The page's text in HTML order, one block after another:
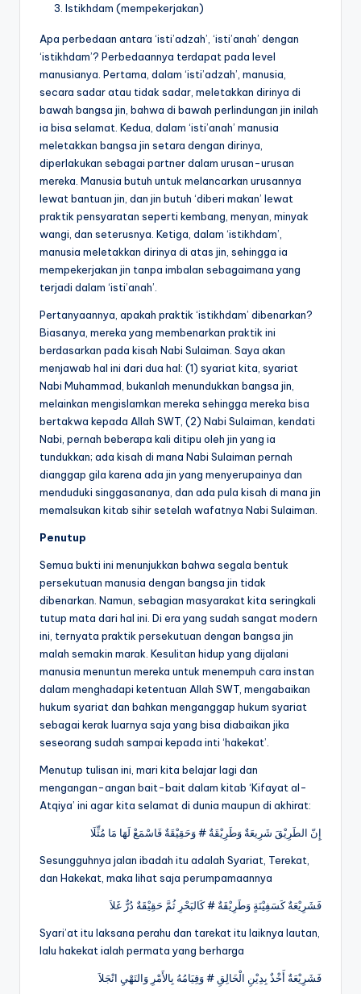
Istikhdam (mempekerjakan)
Apa perbedaan antara ‘isti’adzah’, ‘isti’anah’ dengan
‘istikhdam’? Perbedaannya terdapat pada level
manusianya. Pertama, dalam ‘isti’adzah’, manusia,
secara sadar atau tidak sadar, meletakkan dirinya di
bawah bangsa jin, bahwa di bawah perlindungan jin inilah
ia bisa selamat. Kedua, dalam ‘isti’anah’ manusia
meletakkan bangsa jin setara dengan dirinya,
diperlakukan sebagai partner dalam urusan-urusan
mereka. Manusia butuh untuk melancarkan urusannya
lewat bantuan jin, dan jin butuh ‘diberi makan’ lewat
praktik pensyaratan seperti kembang, menyan, minyak
wangi, dan seterusnya. Ketiga, dalam ‘istikhdam’,
manusia meletakkan dirinya di atas jin, sehingga ia
mempekerjakan jin tanpa imbalan sebagaimana yang
terjadi dalam ‘isti’anah’.
Pertanyaannya, apakah praktik ‘istikhdam’ dibenarkan?
Biasanya, mereka yang membenarkan praktik ini
berdasarkan pada kisah Nabi Sulaiman. Saya akan
menjawab hal ini dari dua hal: (1) syariat kita, syariat
Nabi Muhammad, bukanlah menundukkan bangsa jin,
melainkan mengislamkan mereka sehingga mereka bisa
bertakwa kepada Allah SWT, (2) Nabi Sulaiman, kendati
Nabi, pernah beberapa kali ditipu oleh jin yang ia
tundukkan; ada kisah di mana Nabi Sulaiman pernah
dianggap gila karena ada jin yang menyerupainya dan
menduduki singgasananya, dan ada pula kisah di mana jin
memalsukan kitab sihir setelah wafatnya Nabi Sulaiman.
Penutup
Semua bukti ini menunjukkan bahwa segala bentuk
persekutuan manusia dengan bangsa jin tidak
dibenarkan. Namun, sebagian masyarakat kita seringkali
tutup mata dari hal ini. Di era yang sudah sangat modern
ini, ternyata praktik persekutuan dengan bangsa jin
malah semakin marak. Kesulitan hidup yang dijalani
manusia menuntun mereka untuk menempuh cara instan
dalam menghadapi ketentuan Allah SWT, mengabaikan
hukum syariat dan bahkan menganggap hukum syariat
sebagai kerak luarnya saja yang bisa diabaikan jika
seseorang sudah sampai kepada inti ‘hakekat’.
Menutup tulisan ini, mari kita belajar lagi dan
mengangan-angan bait-bait dalam kitab ‘Kifayat al-
Atqiya’ ini agar kita selamat di dunia maupun di akhirat:
إِنّ الطَرِيْقَ شَرِيعَةٌ وَطَرِيْقَةٌ # وَحَقِيْقَةٌ فَاسْمَعْ لَهَا مَا مُثِّلَا
Sesungguhnya jalan ibadah itu adalah Syariat, Terekat,
dan Hakekat, maka lihat saja perumpamaannya
فَشَرِيْعَةٌ كَسَفِيْنَةٍ وَطَرِيْقَةٌ # كَالبَحْرِ ثُمَّ حَقِيْقَةٌ دُرٌّ غَلاَ
Syari’at itu laksana perahu dan tarekat itu laiknya lautan,
lalu hakekat ialah permata yang berharga
فَشَرِيْعَةٌ أَخْذٌ بِدِيْنِ الْخَالِقِ # وَقِيَامُهُ بِالأَمْرِ وَالنَهْيِ انْجَلاَ